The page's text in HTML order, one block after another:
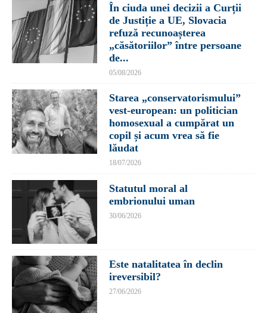
În ciuda unei decizii a Curții
de Justiție a UE, Slovacia
refuză recunoașterea
„căsătoriilor” între persoane
de...
05/08/2026
Starea „conservatorismului”
vest-european: un politician
homosexual a cumpărat un
copil și acum vrea să fie
lăudat
18/07/2026
Statutul moral al
embrionului uman
30/06/2026
Este natalitatea în declin
ireversibil?
27/06/2026